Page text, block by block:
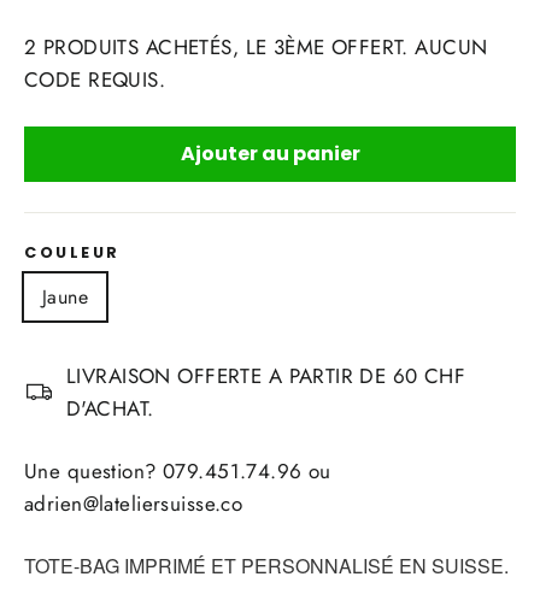
2 PRODUITS ACHETÉS, LE 3ÈME OFFERT. AUCUN
CODE REQUIS.
Ajouter au panier
COULEUR
Jaune
LIVRAISON OFFERTE A PARTIR DE 60 CHF
D'ACHAT.
Une question? 079.451.74.96 ou
adrien@lateliersuisse.co
TOTE-BAG IMPRIMÉ ET PERSONNALISÉ EN SUISSE.